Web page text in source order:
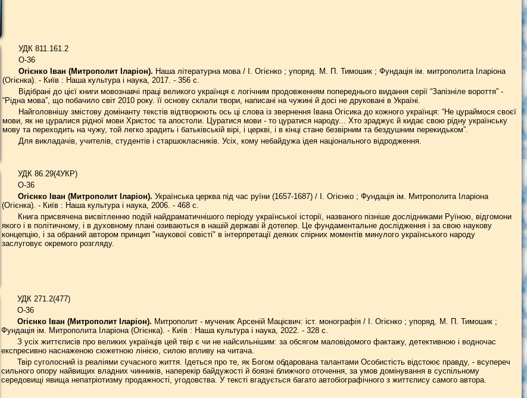
УДК 811.161.2
О-36
Огієнко Іван (Митрополит Іларіон). Наша літературна мова / І. Огієнко ; упоряд. М. П. Тимошик ; Фундація ім. митрополита Іларіона
(Огієнка). - Київ : Наша культура і наука, 2017. - 356 с.
Відібрані до цієї книги мовознавчі праці великого українця є логічним продовженням попереднього видання серії “Запізніле вороття” -
“Рідна мова”, що побачило світ 2010 року. її основу склали твори, написані на чужині й досі не друковані в Україні.
Найголовнішу змістову домінанту текстів відтворюють ось ці слова із звернення Івана Огісика до кожного українця: “Не цураймося своєї
мови, як не цуралися рідної мови Христос та апостоли. Цуратися мови - то цуратися народу... Хто зраджує й кидає свою рідну українську
мову та переходить на чужу, той легко зрадить і батьківській вірі, і церкві, і в кінці стане безвірним та бездушним перекидьком”.
Для викладачів, учителів, студентів і старшокласників. Усіх, кому небайдужа ідея національного відродження.
УДК 86.29(4УКР)
О-36
Огієнко Іван (Митрополит Іларіон). Українська церква під час руїни (1657-1687) / І. Огієнко ; Фундація ім. Митрополита Іларіона
(Огієнка). - Київ : Наша культура і наука, 2006. - 468 с.
Книга присвячена висвітленню подій найдраматичнішого періоду української історії, названого пізніше дослідниками Руїною, відгомони
якого і в політичному, і в духовному плані озиваються в нашій державі й дотепер. Це фундаментальне дослідження і за свою наукову
концепцію, і за обраний автором принцип "наукової совісті" в інтерпретації деяких спірних моментів минулого українського народу
заслуговує окремого розгляду.
УДК 271.2(477)
О-36
Огієнко Іван (Митрополит Іларіон). Митрополит - мученик Арсеній Мацієвич: іст. монографія / І. Огієнко ; упоряд. М. П. Тимошик ;
Фундація ім. Митрополита Іларіона (Огієнка). - Київ : Наша культура і наука, 2022. - 328 с.
З усіх життєписів про великих українців цей твір є чи не найсильнішим: за обсягом маловідомого фактажу, детективною і водночас
експресивно наснаженою сюжетною лінією, силою впливу на читача.
Твір суголосний із реаліями сучасного життя. Ідеться про те, як Богом обдарована талантами Особистість відстоює правду, - всупереч
сильного опору найвищих владних чинників, наперекір байдужості й боязні ближчого оточення, за умов домінування в суспільному
середовищі явища непатріотизму продажності, угодовства. У тексті вгадується багато автобіографічного з життєпису самого автора.